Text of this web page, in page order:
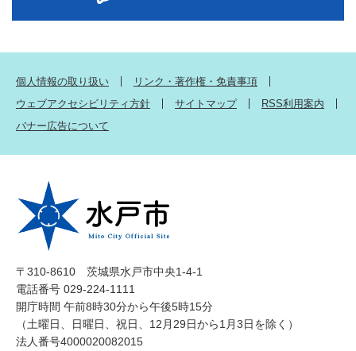
個人情報の取り扱い
リンク・著作権・免責事項
ウェブアクセシビリティ方針
サイトマップ
RSS利用案内
バナー広告について
〒310-8610 茨城県水戸市中央1-4-1
電話番号 029-224-1111
開庁時間 午前8時30分から午後5時15分
（土曜日、日曜日、祝日、12月29日から1月3日を除く）
法人番号4000020082015